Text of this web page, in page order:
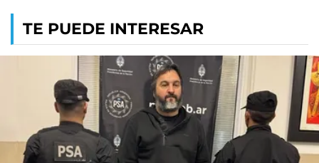
TE PUEDE INTERESAR